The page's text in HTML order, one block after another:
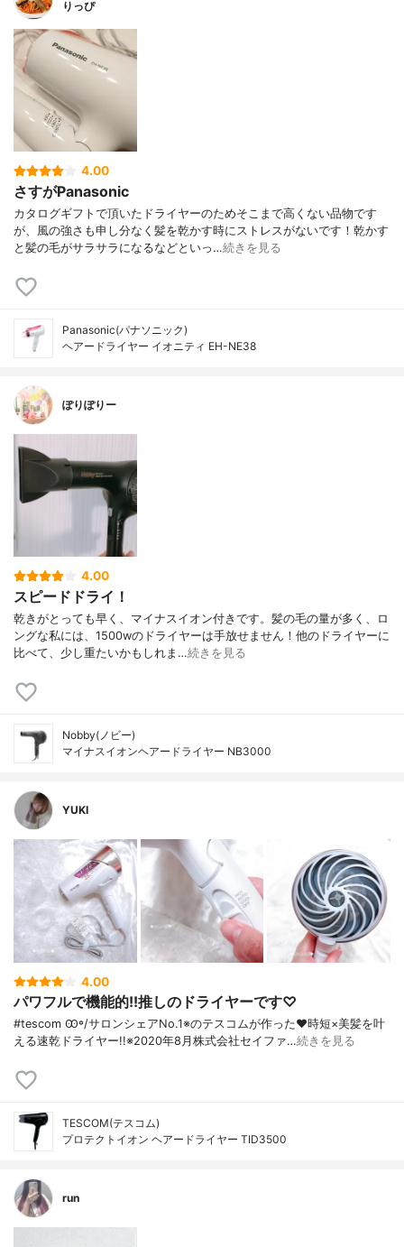
りっぴ
4.00
さすがPanasonic
カタログギフトで頂いたドライヤーのためそこまで高くない品物です
が、風の強さも申し分なく髪を乾かす時にストレスがないです！乾かす
と髪の毛がサラサラになるなどといっ…続きを見る
Panasonic(パナソニック)
ヘアードライヤー イオニティ EH-NE38
ぽりぽりー
4.00
スピードドライ！
乾きがとっても早く、マイナスイオン付きです。髪の毛の量が多く、ロ
ングな私には、1500wのドライヤーは手放せません！他のドライヤーに
比べて、少し重たいかもしれま…続きを見る
Nobby(ノビー)
マイナスイオンヘアードライヤー NB3000
YUKI
4.00
パワフルで機能的!!推しのドライヤーです♡
#tescom Ꙭ꙳/ サロンシェアNo.1※のテスコムが作った♥︎ 時短×美髪を叶
える速乾ドライヤー!! ※2020年8月株式会社セイファ…続きを見る
TESCOM(テスコム)
プロテクトイオン ヘアードライヤー TID3500
run